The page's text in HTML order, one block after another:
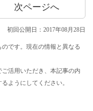
次ページへ
初回公開日：2017年08月28日
です。現在の情報と異なる
活用いただき、本記事の内
ようにしてください。